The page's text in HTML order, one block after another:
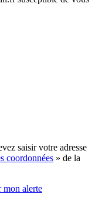
saisir votre adresse
coordonnées » de la
mon alerte